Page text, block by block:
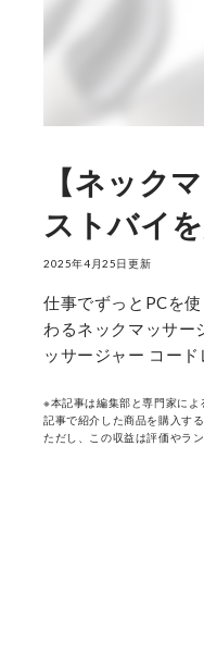
【ネック
ストバイ
2025年4月25日更新
仕事でずっとPCを
わるネックマッサー
ッサージャー コー
※本記事は編集部と専門家によ
記事で紹介した商品を購入す
ただし、この収益は評価やラ